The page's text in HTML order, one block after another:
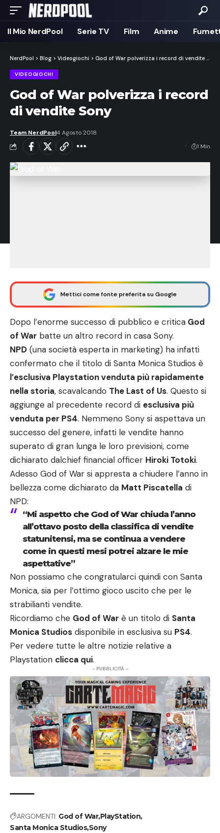
Il Mio NerdPool Serie TV Film Anime
NerdPool > Blog > Videogiochi > God of War polverizza i record di vendite Sony
VIDEOGIOCHI
God of War polverizza i record
di vendite Sony
Team NerdPool4 Agosto 2018
1 Min
Mettici come fonte preferita su Google
Dopo l’enorme successo di pubblico e critica God
of War batte un altro record in casa Sony.
NPD (una società esperta in marketing) ha infatti
confermato che il titolo di Santa Monica Studios è
l’esclusiva Playstation venduta più rapidamente
nella storia, scavalcando The Last of Us. Questo si
aggiunge al precedente record di esclusiva più
venduta per PS4. Nemmeno Sony si aspettava un
successo del genere, infatti le vendite hanno
superato di gran lunga le loro previsioni, come
dichiarato dalchief financial officer Hiroki Totoki.
Adesso God of War si appresta a chiudere l’anno in
bellezza come dichiarato da Matt Piscatella di
NPD:
“Mi aspetto che God of War chiuda l’anno
all’ottavo posto della classifica di vendite
statunitensi, ma se continua a vendere
come in questi mesi potrei alzare le mie
aspettative”
Non possiamo che congratularci quindi con Santa
Monica, sia per l’ottimo gioco uscito che per le
strabilianti vendite.
Ricordiamo che God of War è un titolo di Santa
Monica Studios disponibile in esclusiva su PS4.
Per vedere tutte le altre notizie relative a
Playstation clicca qui.
- PUBBLICITÀ -
ARGOMENTI: God of WarPlayStation
Santa Monica StudiosSony